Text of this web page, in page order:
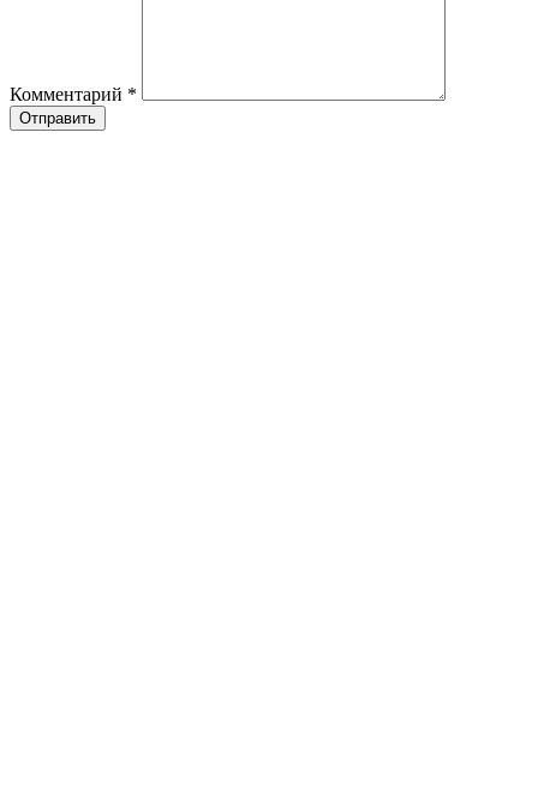
Комментарий *
Отправить